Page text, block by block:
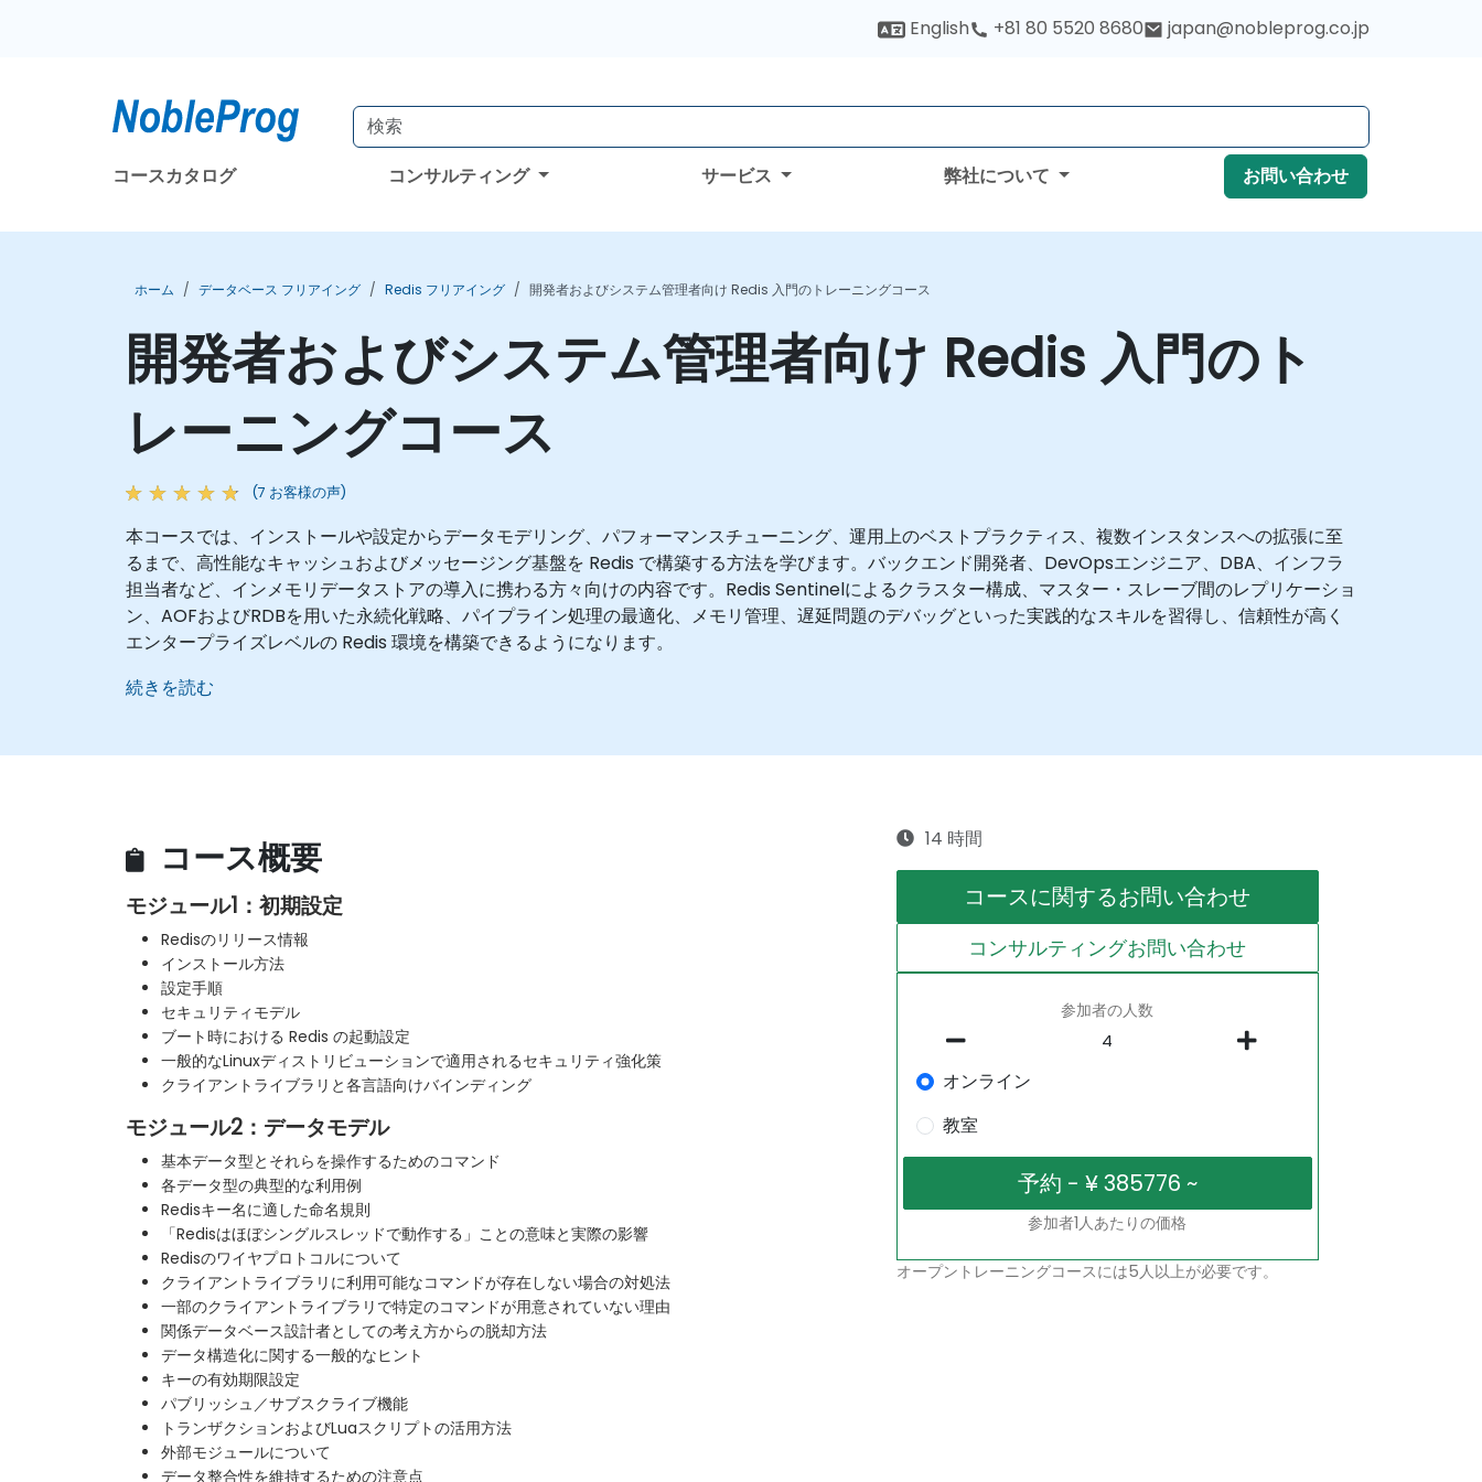
English +81 80 5520 8680 japan@nobleprog.co.jp
コースカタログ コンサルティング サービス 弊社について お問い合わせ
ホーム データベース フリアイング Redis フリアイング 開発者およびシステム管理者向け Redis 入門のトレーニングコース
開発者およびシステム管理者向け Redis 入門のト
レーニングコース
(7 お客様の声)
本コースでは、インストールや設定からデータモデリング、パフォーマンスチューニング、運用上のベストプラクティス、複数インスタンスへの拡張に至
るまで、高性能なキャッシュおよびメッセージング基盤を Redis で構築する方法を学びます。バックエンド開発者、DevOpsエンジニア、DBA、インフラ
担当者など、インメモリデータストアの導入に携わる方々向けの内容です。Redis Sentinelによるクラスター構成、マスター・スレーブ間のレプリケーショ
ン、AOFおよびRDBを用いた永続化戦略、パイプライン処理の最適化、メモリ管理、遅延問題のデバッグといった実践的なスキルを習得し、信頼性が高く
エンタープライズレベルの Redis 環境を構築できるようになります。
続きを読む
コース概要
モジュール1：初期設定
Redisのリリース情報
インストール方法
設定手順
セキュリティモデル
ブート時における Redis の起動設定
一般的なLinuxディストリビューションで適用されるセキュリティ強化策
クライアントライブラリと各言語向けバインディング
モジュール2：データモデル
基本データ型とそれらを操作するためのコマンド
各データ型の典型的な利用例
Redisキー名に適した命名規則
「Redisはほぼシングルスレッドで動作する」ことの意味と実際の影響
Redisのワイヤプロトコルについて
クライアントライブラリに利用可能なコマンドが存在しない場合の対処法
一部のクライアントライブラリで特定のコマンドが用意されていない理由
関係データベース設計者としての考え方からの脱却方法
データ構造化に関する一般的なヒント
キーの有効期限設定
パブリッシュ／サブスクライブ機能
トランザクションおよびLuaスクリプトの活用方法
外部モジュールについて
データ整合性を維持するための注意点
14 時間
コースに関するお問い合わせ
コンサルティングお問い合わせ
参加者の人数
オンライン
教室
参加者1人あたりの価格
オープントレーニングコースには5人以上が必要です。